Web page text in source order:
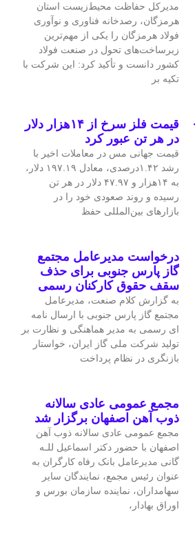
مدیرکل حفاظت محیط‌زیست استان
هرمزگان، رصدخانه فناوری و نوآوری
فولاد هرمزگان را یکی از مهم‌ترین
زیرساخت‌های تحول در صنعت فولاد
کشور دانست و تأکید کرد: این شرکت با
تکیه بر
قیمت فلز سرخ از ۱۴هزار دلار
در هر تن عبور کرد
قیمت جهانی مس در معاملات اخیر با
رشد ۱.۴۲درصدی، معادل ۱۹۷.۱۹ دلار،
به ۱۴هزار و ۴۷.۹۷ دلار در هر تن
رسیده و روند صعودی خود را در
بازارهای بین‌المللی حفظ
درخواست مدیرعامل مجتمع
گاز پارس جنوبی برای حذف
سقف حقوق کارکنان رسمی
به گزارش کلام صنعت، مدیرعامل
مجتمع گاز پارس جنوبی با ارسال نامه
ای رسمی به مدیر هماهنگی و نظارت بر
تولید شرکت ملی گاز ایران، خواستار
بازنگری در نظام پرداخت
مجمع عمومی عادی سالانه
ذوب آهن اصفهان برگزار شد
مجمع عمومی عادی سالانه ذوب آهن
اصفهان با حضور دکتر اسماعیل للـه
گانی مدیرعامل بانک رفاه کارگران به
عنوان رئیس مجمع، نمایندگان سایر
سهامداران، نماینده سازمان بورس و
اوراق بهادار،